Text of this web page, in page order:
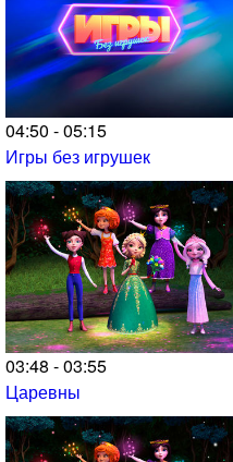
04:50 - 05:15
Игры без игрушек
03:48 - 03:55
Царевны